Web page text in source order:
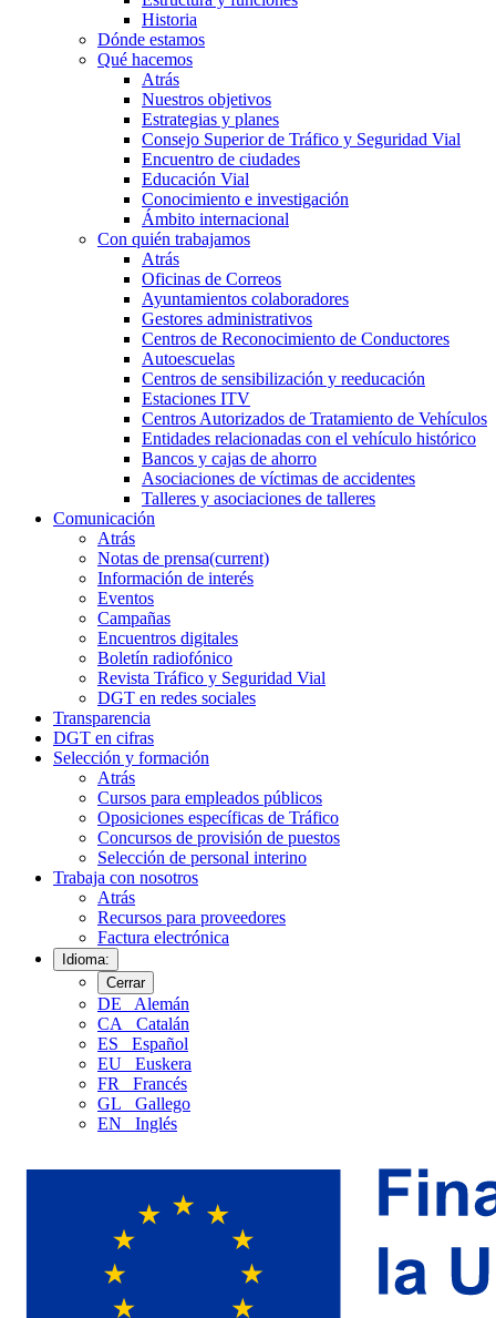
Historia
Dónde estamos
Qué hacemos
Atrás
Nuestros objetivos
Estrategias y planes
Consejo Superior de Tráfico y Seguridad Vial
Encuentro de ciudades
Educación Vial
Conocimiento e investigación
Ámbito internacional
Con quién trabajamos
Atrás
Oficinas de Correos
Ayuntamientos colaboradores
Gestores administrativos
Centros de Reconocimiento de Conductores
Autoescuelas
Centros de sensibilización y reeducación
Estaciones ITV
Centros Autorizados de Tratamiento de Vehículos
Entidades relacionadas con el vehículo histórico
Bancos y cajas de ahorro
Asociaciones de víctimas de accidentes
Talleres y asociaciones de talleres
Comunicación
Atrás
Notas de prensa(current)
Información de interés
Eventos
Campañas
Encuentros digitales
Boletín radiofónico
Revista Tráfico y Seguridad Vial
DGT en redes sociales
Transparencia
DGT en cifras
Selección y formación
Atrás
Cursos para empleados públicos
Oposiciones específicas de Tráfico
Concursos de provisión de puestos
Selección de personal interino
Trabaja con nosotros
Atrás
Recursos para proveedores
Factura electrónica
Idioma:
Cerrar
DE
Alemán
CA
Catalán
ES
Español
EU
Euskera
FR
Francés
GL
Gallego
EN
Inglés